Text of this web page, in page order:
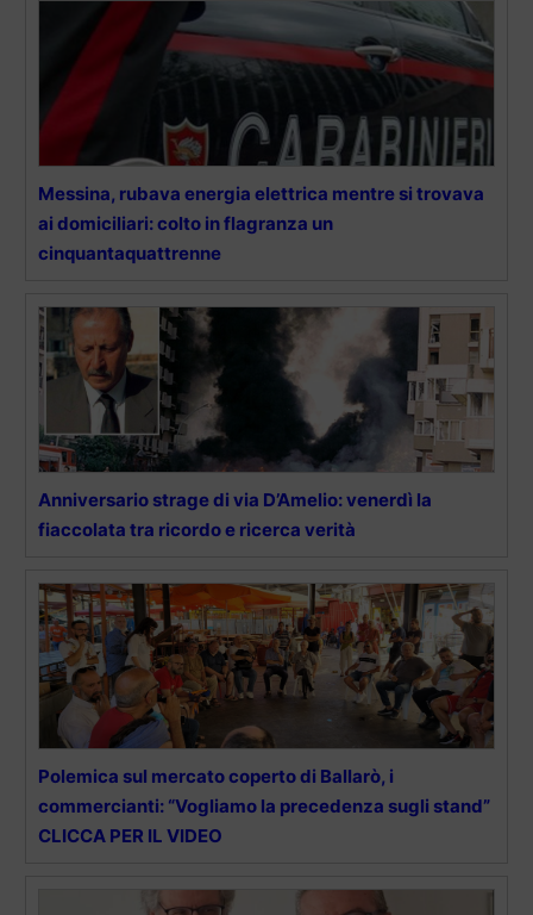
Messina, rubava energia elettrica mentre si trovava
ai domiciliari: colto in flagranza un
cinquantaquattrenne
Anniversario strage di via D’Amelio: venerdì la
fiaccolata tra ricordo e ricerca verità
Polemica sul mercato coperto di Ballarò, i
commercianti: “Vogliamo la precedenza sugli stand”
CLICCA PER IL VIDEO